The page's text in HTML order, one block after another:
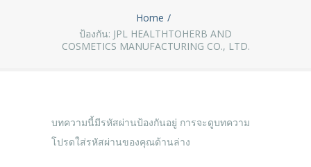
Home
ป้องกัน: JPL HEALTHTOHERB AND
COSMETICS MANUFACTURING CO., LTD.
บทความนี้มีรหัสผ่านป้องกันอยู่ การจะดูบทความ
โปรดใส่รหัสผ่านของคุณด้านล่าง